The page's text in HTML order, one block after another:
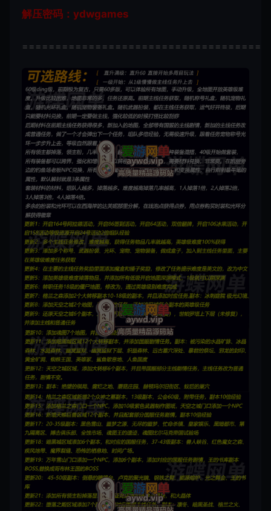
解压密码：ydwgames